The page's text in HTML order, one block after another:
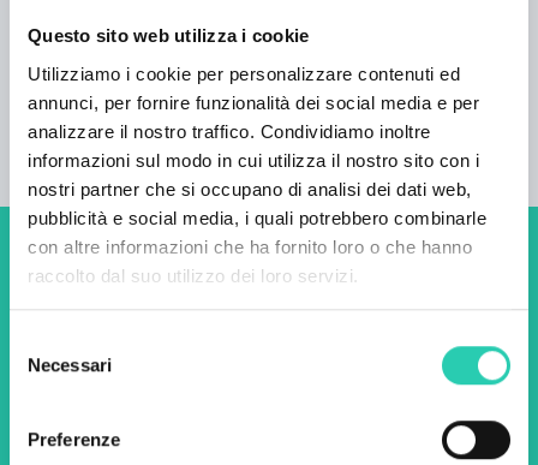
Questo sito web utilizza i cookie
Utilizziamo i cookie per personalizzare contenuti ed
annunci, per fornire funzionalità dei social media e per
analizzare il nostro traffico. Condividiamo inoltre
informazioni sul modo in cui utilizza il nostro sito con i
nostri partner che si occupano di analisi dei dati web,
pubblicità e social media, i quali potrebbero combinarle
con altre informazioni che ha fornito loro o che hanno
raccolto dal suo utilizzo dei loro servizi.
delNecessari
Preferenze
AGGIUNTIVE Raggiungibile in autobus
Non perderti i prossimi
eventi! Iscriviti alla
newsletter di GO! 2025 per
iniziative.